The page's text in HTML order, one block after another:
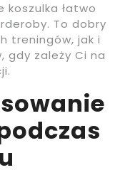
łatwo
To dobry
treningów, jak i
gdy zależy Ci na